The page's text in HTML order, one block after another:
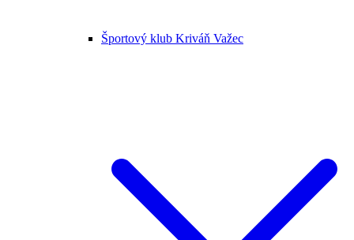
Športový klub Kriváň Važec